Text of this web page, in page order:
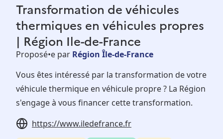
Transformation de véhicules
thermiques en véhicules propres
| Région Ile-de-France
Proposé•e par Région Île-de-France
Vous êtes intéressé par la transformation de votre
véhicule thermique en véhicule propre ? La Région
s'engage à vous financer cette transformation.
https://www.iledefrance.fr